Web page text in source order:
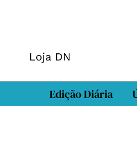
Loja DN
Edição Diária